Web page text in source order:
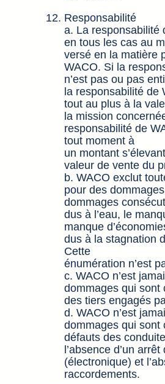
Responsabilité
a. La responsabilité
en tous les cas au
versé en la matière
WACO. Si la
n’est pas ou pas
la responsabilité de
tout au plus à la
la mission
responsabilité de
tout moment à
un montant
valeur de vente du
b. WACO exclut
pour des
dommages
dus à l’eau, le
manque
dus à la stagnation
Cette
énumération n’est
c. WACO n’est
dommages qui sont
des tiers engagés
d. WACO n’est
dommages qui sont
défauts des
l’absence d’un
(électronique) et
raccordements.